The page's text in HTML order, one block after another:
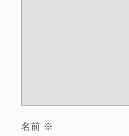
名前 ※